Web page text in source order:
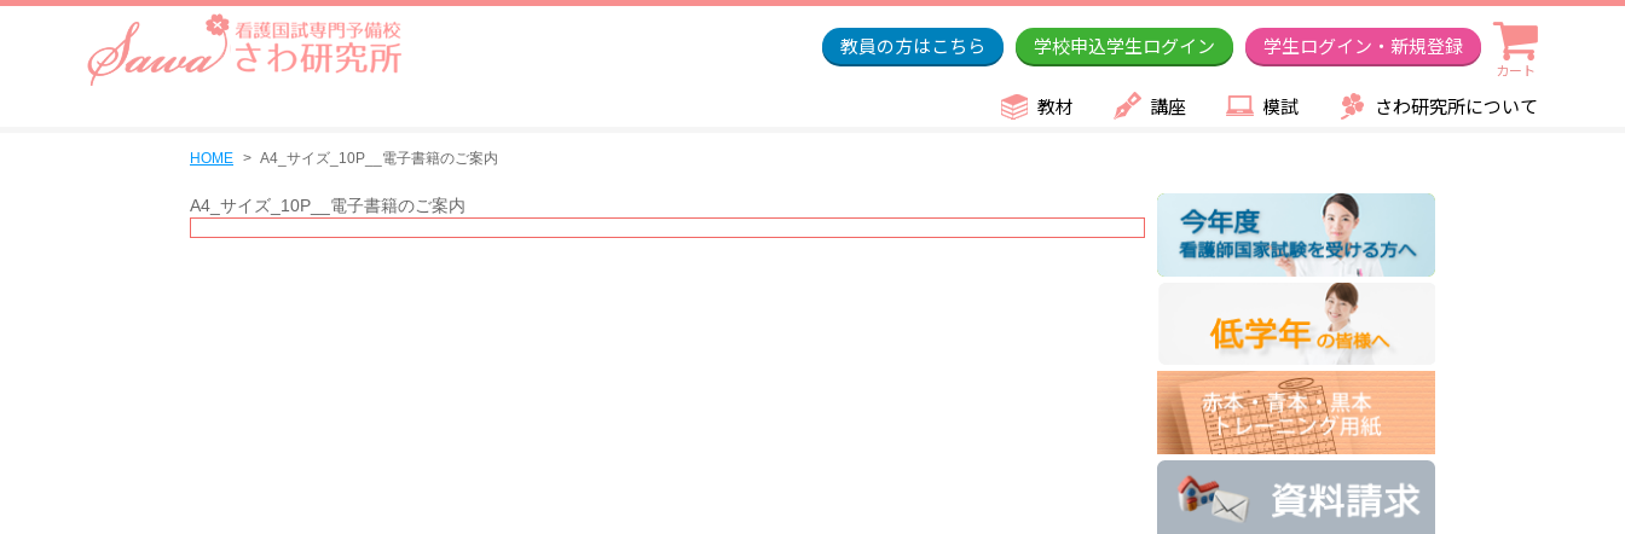
教員の方はこちら 学校申込学生ログイン 学生ログイン・新規登録
カート
教材 講座 模試 さわ研究所について
HOME A4_サイズ_10P__電子書籍のご案内
A4_サイズ_10P__電子書籍のご案内